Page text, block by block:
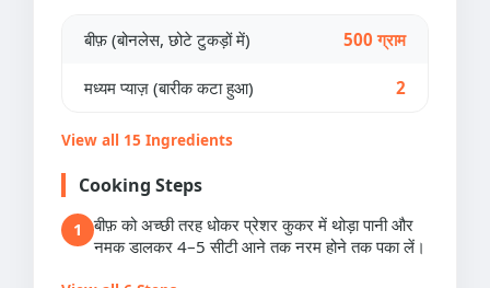
बीफ़ (बोनलेस, छोटे टुकड़ों में) 500 ग्राम
मध्यम प्याज़ (बारीक कटा हुआ) 2
View all 15 Ingredients
Cooking Steps
1
बीफ़ को अच्छी तरह धोकर प्रेशर कुकर में थोड़ा पानी और
नमक डालकर 4–5 सीटी आने तक नरम होने तक पका लें।